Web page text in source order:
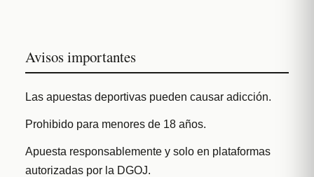
Avisos importantes
Las apuestas deportivas pueden causar adicción.
Prohibido para menores de 18 años.
Apuesta responsablemente y solo en plataformas
autorizadas por la DGOJ.